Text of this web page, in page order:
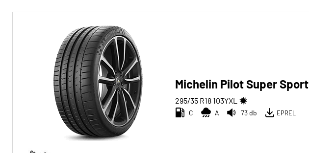
Alle Arten (29)
Winter (4)
Sommer (23)
Ganzjahres (2)
Fahrzeugtyp
Alle Arten (29)
Michelin Pilot Super Sport
295/35 R18 103YXL
C A 73 db EPREL